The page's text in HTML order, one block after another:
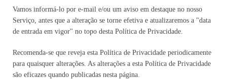
Vamos informá-lo por e-mail e/ou um aviso em destaque no nosso
Serviço, antes que a alteração se torne efetiva e atualizaremos a "data
de entrada em vigor" no topo desta Política de Privacidade.
Recomenda-se que reveja esta Política de Privacidade periodicamente
para quaisquer alterações. As alterações a esta Política de Privacidade
são eficazes quando publicadas nesta página.